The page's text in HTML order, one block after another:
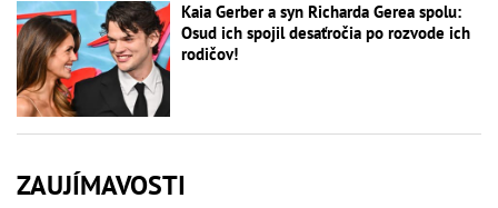
Kaia Gerber a syn Richarda Gerea spolu:
Osud ich spojil desaťročia po rozvode ich
rodičov!
ZAUJÍMAVOSTI